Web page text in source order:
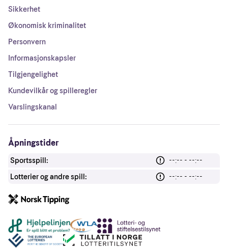
Sikkerhet
Økonomisk kriminalitet
Personvern
Informasjonskapsler
Tilgjengelighet
Kundevilkår og spilleregler
Varslingskanal
Åpningstider
Sportsspill:
--:-- - --:--
Lotterier og andre spill:
--:-- - --:--
Andre lenker